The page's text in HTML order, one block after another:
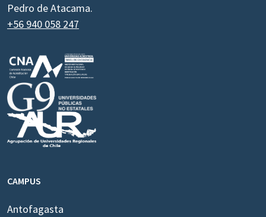
Pedro de Atacama.
+56 940 058 247
CAMPUS
Antofagasta